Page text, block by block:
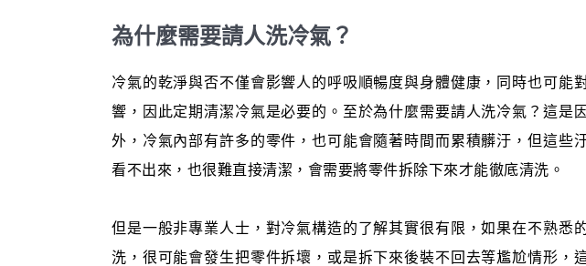
為什麼需要請人洗冷氣？
冷氣的乾淨與否不僅會影響人的呼吸順暢度與身體健康，同時也可能
響，因此定期清潔冷氣是必要的。至於為什麼需要請人洗冷氣？這是
外，冷氣內部有許多的零件，也可能會隨著時間而累積髒汙，但這些
看不出來，也很難直接清潔，會需要將零件拆除下來才能徹底清洗。
但是一般非專業人士，對冷氣構造的了解其實很有限，如果在不熟悉
洗，很可能會發生把零件拆壞，或是拆下來後裝不回去等尷尬情形，